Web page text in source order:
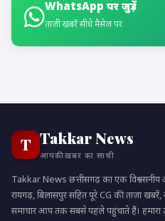
WhatsApp पर जुड़ें
ताज़ी खबरें सीधे मैसेज पर
T Takkar News
आपकी ख़बर का साथी
Takkar News छत्तीसगढ़ का एक विश्वसनीय
रायगढ़, बिलासपुर सहित पूरे CG की ताज़ा खबरें,
समाचार आप तक सबसे पहले पहुंचाते हैं। हमारा